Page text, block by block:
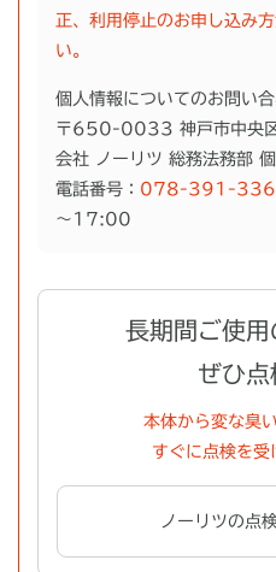
正、利用停止のお申し込み
い。
個人情報についてのお問い
〒650-0033 神戸市中央
会社 ノーリツ 総務法務部
電話番号： 078-391-
～17:00
長期間ご使用
ぜひ点
本体から変な臭
すぐに点検を受
ノーリツの点